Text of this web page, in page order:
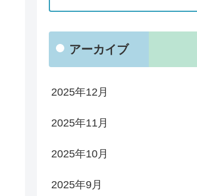
アーカイブ
2025年12月
2025年11月
2025年10月
2025年9月